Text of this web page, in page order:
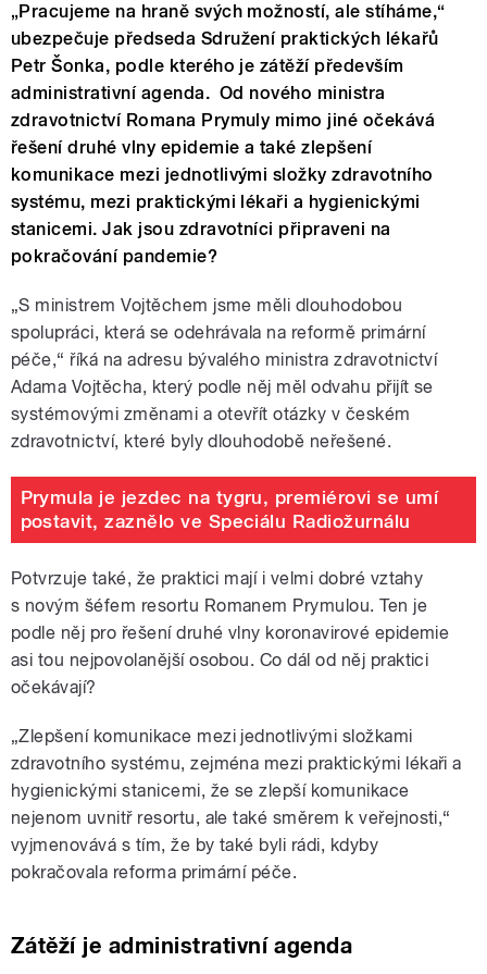
„Pracujeme na hraně svých možností, ale stíháme,“
ubezpečuje předseda Sdružení praktických lékařů
Petr Šonka, podle kterého je zátěží především
administrativní agenda. Od nového ministra
zdravotnictví Romana Prymuly mimo jiné očekává
řešení druhé vlny epidemie a také zlepšení
komunikace mezi jednotlivými složky zdravotního
systému, mezi praktickými lékaři a hygienickými
stanicemi. Jak jsou zdravotníci připraveni na
pokračování pandemie?
„S ministrem Vojtěchem jsme měli dlouhodobou
spolupráci, která se odehrávala na reformě primární
péče,“ říká na adresu bývalého ministra zdravotnictví
Adama Vojtěcha, který podle něj měl odvahu přijít se
systémovými změnami a otevřít otázky v českém
zdravotnictví, které byly dlouhodobě neřešené.
Prymula je jezdec na tygru, premiérovi se umí
postavit, zaznělo ve Speciálu Radiožurnálu
Potvrzuje také, že praktici mají i velmi dobré vztahy
s novým šéfem resortu Romanem Prymulou. Ten je
podle něj pro řešení druhé vlny koronavirové epidemie
asi tou nejpovolanější osobou. Co dál od něj praktici
očekávají?
„Zlepšení komunikace mezi jednotlivými složkami
zdravotního systému, zejména mezi praktickými lékaři a
hygienickými stanicemi, že se zlepší komunikace
nejenom uvnitř resortu, ale také směrem k veřejnosti,“
vyjmenovává s tím, že by také byli rádi, kdyby
pokračovala reforma primární péče.
Zátěží je administrativní agenda